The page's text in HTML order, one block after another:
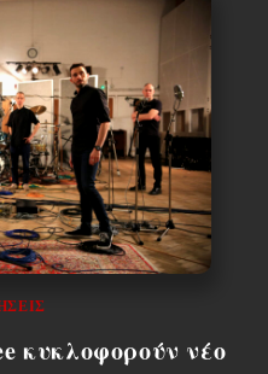
κυκλοφορούν νέο